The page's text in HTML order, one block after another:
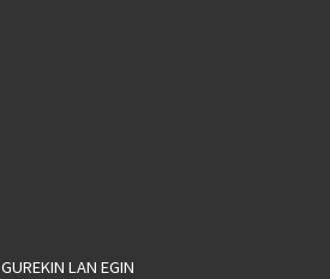
GUREKIN LAN EGIN